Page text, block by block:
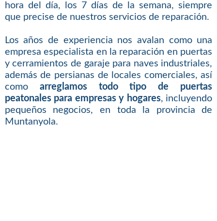
hora del día, los 7 días de la semana, siempre
que precise de nuestros servicios de reparación.
Los años de experiencia nos avalan como una
empresa especialista en la reparación en puertas
y cerramientos de garaje para naves industriales,
además de persianas de locales comerciales, así
como arreglamos todo tipo de puertas
peatonales para empresas y hogares, incluyendo
pequeños negocios, en toda la provincia de
Muntanyola.